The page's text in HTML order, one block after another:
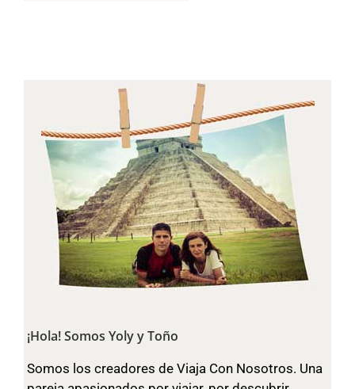
¡Hola! Somos Yoly y Toño
Somos los creadores de Viaja Con Nosotros. Una